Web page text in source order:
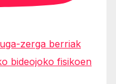
zerga berriak
bideojoko fisikoen